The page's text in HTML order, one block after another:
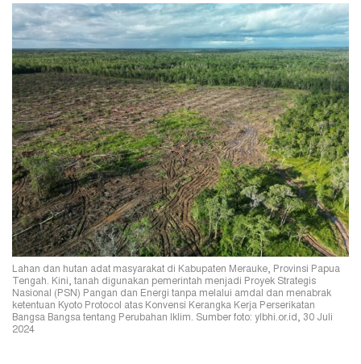
Lahan dan hutan adat masyarakat di Kabupaten Merauke, Provinsi Papua
Tengah. Kini, tanah digunakan pemerintah menjadi Proyek Strategis
Nasional (PSN) Pangan dan Energi tanpa melalui amdal dan menabrak
ketentuan Kyoto Protocol atas Konvensi Kerangka Kerja Perserikatan
Bangsa Bangsa tentang Perubahan Iklim. Sumber foto: ylbhi.or.id, 30 Juli
2024